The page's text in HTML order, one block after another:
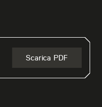
Scarica PDF